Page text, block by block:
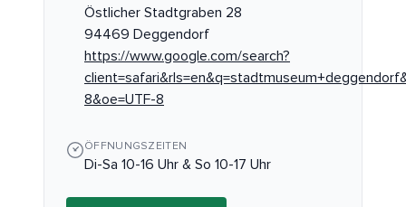
Östlicher Stadtgraben 28
94469 Deggendorf
https://www.google.com/search?
8&oe=UTF-8
ÖFFNUNGSZEITEN
Di-Sa 10-16 Uhr & So 10-17 Uhr